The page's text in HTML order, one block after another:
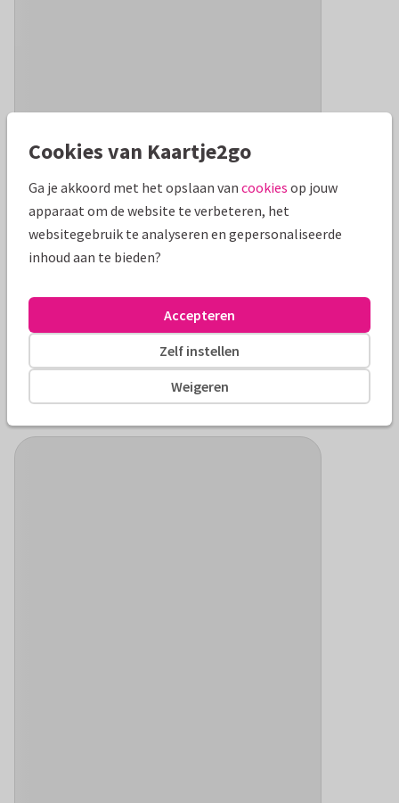
Eierkoeken, heerlijk! Een ideaal tussendoortje op zo’n
actieve middag voor de piraatjes. Je kunt de kinderen zelf
een eierkoek in de vorm van een piraat laten maken, of deel
Cookies van Kaartje2go
Ga je akkoord met het opslaan van cookies op jouw
apparaat om de website te verbeteren, het
websitegebruik te analyseren en gepersonaliseerde
inhoud aan te bieden?
Weigeren
Zelf instellen
Accepteren